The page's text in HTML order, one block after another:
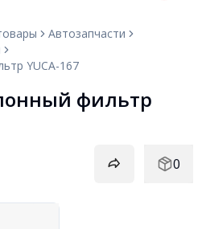
Автозапчасти
YUCA-167
фильтр
0